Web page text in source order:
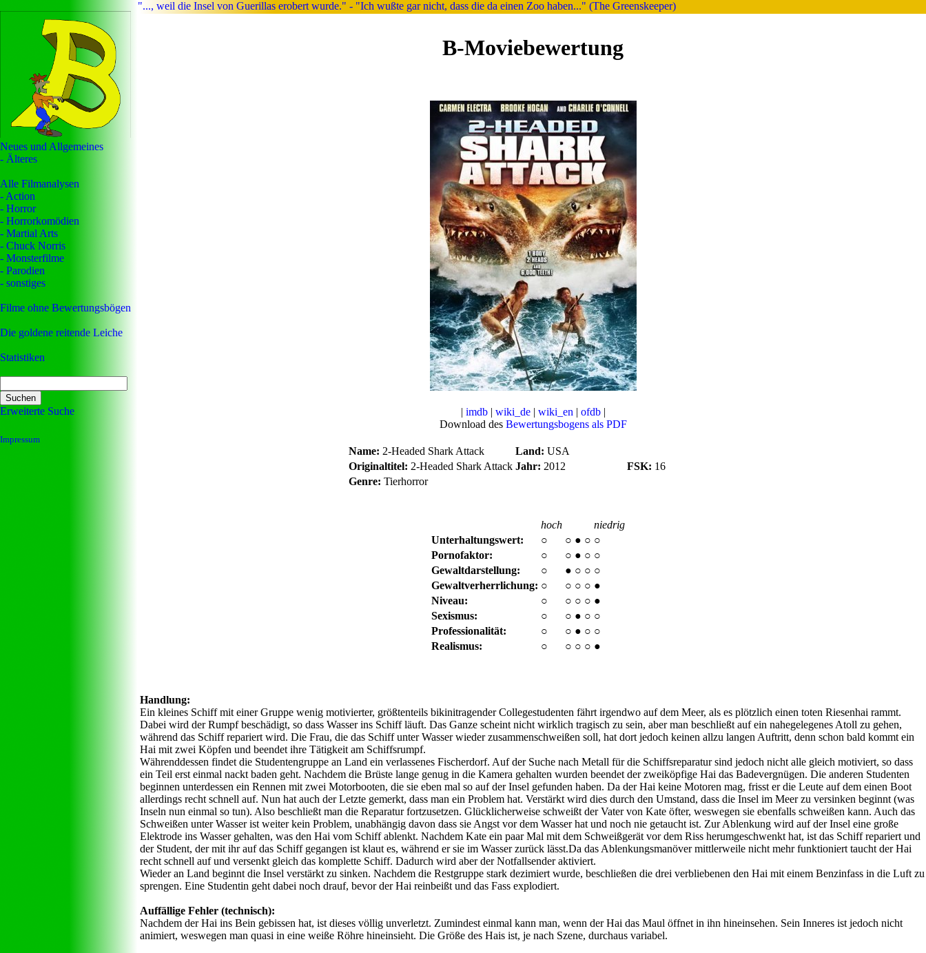
Neues und Allgemeines
- Älteres
Alle Filmanalysen
- Action
- Horror
- Horrorkomödien
- Martial Arts
- Chuck Norris
- Monsterfilme
- Parodien
- sonstiges
Filme ohne Bewertungsbögen
Die goldene reitende Leiche
Statistiken
Erweiterte Suche
Impressum
"..., weil die Insel von Guerillas erobert wurde." - "Ich wußte gar nicht, dass die da einen Zoo haben..." (The Greenskeeper)
B-Moviebewertung
| imdb| wiki_de| wiki_en | ofdb|
Download des Bewertungsbogens als PDF
Name: 2-Headed Shark Attack Land: USA
Originaltitel: 2-Headed Shark Attack Jahr: 2012 FSK: 16
Genre: Tierhorror
hoch
niedrig
Unterhaltungswert:
○ ○ ● ○ ○
Pornofaktor:
○ ○ ● ○ ○
Gewaltdarstellung:
○ ● ○ ○ ○
Gewaltverherrlichung: ○ ○ ○ ○ ●
Niveau:
○ ○ ○ ○ ●
Sexismus:
○ ○ ● ○ ○
Professionalität:
○ ○ ● ○ ○
Realismus:
○ ○ ○ ○ ●
Handlung:
Ein kleines Schiff mit einer Gruppe wenig motivierter, größtenteils bikinitragender Collegestudenten fährt irgendwo auf dem Meer, als es plötzlich einen toten Riesenhai rammt.
Dabei wird der Rumpf beschädigt, so dass Wasser ins Schiff läuft. Das Ganze scheint nicht wirklich tragisch zu sein, aber man beschließt auf ein nahegelegenes Atoll zu gehen,
während das Schiff repariert wird. Die Frau, die das Schiff unter Wasser wieder zusammenschweißen soll, hat dort jedoch keinen allzu langen Auftritt, denn schon bald kommt ein
Hai mit zwei Köpfen und beendet ihre Tätigkeit am Schiffsrumpf.
Währenddessen findet die Studentengruppe an Land ein verlassenes Fischerdorf. Auf der Suche nach Metall für die Schiffsreparatur sind jedoch nicht alle gleich motiviert, so dass
ein Teil erst einmal nackt baden geht. Nachdem die Brüste lange genug in die Kamera gehalten wurden beendet der zweiköpfige Hai das Badevergnügen. Die anderen Studenten
beginnen unterdessen ein Rennen mit zwei Motorbooten, die sie eben mal so auf der Insel gefunden haben. Da der Hai keine Motoren mag, frisst er die Leute auf dem einen Boot
allerdings recht schnell auf. Nun hat auch der Letzte gemerkt, dass man ein Problem hat. Verstärkt wird dies durch den Umstand, dass die Insel im Meer zu versinken beginnt (was
Inseln nun einmal so tun). Also beschließt man die Reparatur fortzusetzen. Glücklicherweise schweißt der Vater von Kate öfter, weswegen sie ebenfalls schweißen kann. Auch das
Schweißen unter Wasser ist weiter kein Problem, unabhängig davon dass sie Angst vor dem Wasser hat und noch nie getaucht ist. Zur Ablenkung wird auf der Insel eine große
Elektrode ins Wasser gehalten, was den Hai vom Schiff ablenkt. Nachdem Kate ein paar Mal mit dem Schweißgerät vor dem Riss herumgeschwenkt hat, ist das Schiff repariert und
der Student, der mit ihr auf das Schiff gegangen ist klaut es, während er sie im Wasser zurück lässt.Da das Ablenkungsmanöver mittlerweile nicht mehr funktioniert taucht der Hai
recht schnell auf und versenkt gleich das komplette Schiff. Dadurch wird aber der Notfallsender aktiviert.
Wieder an Land beginnt die Insel verstärkt zu sinken. Nachdem die Restgruppe stark dezimiert wurde, beschließen die drei verbliebenen den Hai mit einem Benzinfass in die Luft zu
sprengen. Eine Studentin geht dabei noch drauf, bevor der Hai reinbeißt und das Fass explodiert.
Auffällige Fehler (technisch):
Nachdem der Hai ins Bein gebissen hat, ist dieses völlig unverletzt. Zumindest einmal kann man, wenn der Hai das Maul öffnet in ihn hineinsehen. Sein Inneres ist jedoch nicht
animiert, weswegen man quasi in eine weiße Röhre hineinsieht. Die Größe des Hais ist, je nach Szene, durchaus variabel.